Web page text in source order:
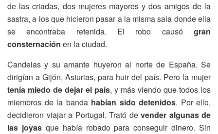
de las criadas, dos mujeres mayores y dos amigos de la
sastra, a los que hicieron pasar a la misma sala donde ella
se encontraba retenida. El robo causó gran
consternación en la ciudad.
Candelas y su amante huyeron al norte de España. Se
dirigían a Gijón, Asturias, para huir del país. Pero la mujer
tenía miedo de dejar el país, y más viendo que todos los
miembros de la banda habían sido detenidos. Por ello,
decidieron viajar a Portugal. Trató de vender algunas de
las joyas que había robado para conseguir dinero. Sin